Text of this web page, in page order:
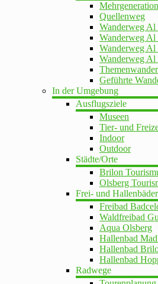
Quellenweg
Wanderweg Al
Wanderweg Al
Wanderweg Al
Wanderweg Al
Geführte
In der Umgebung
Ausflugsziele
Museen
Tier- und
Indoor
Outdoor
Städte/Orte
Brilon
Olsberg
Frei- und Hallenbäder
Freibad
Waldfreibad
Aqua Olsberg
Hallenbad
Hallenbad
Hallenbad
Radwege